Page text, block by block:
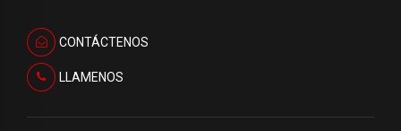
CONTÁCTENOS
LLAMENOS